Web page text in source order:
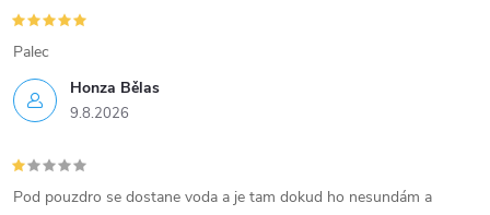
Honza Bělas
9.8.2026
Palec
Pod pouzdro se dostane voda a je tam dokud ho nesundám a